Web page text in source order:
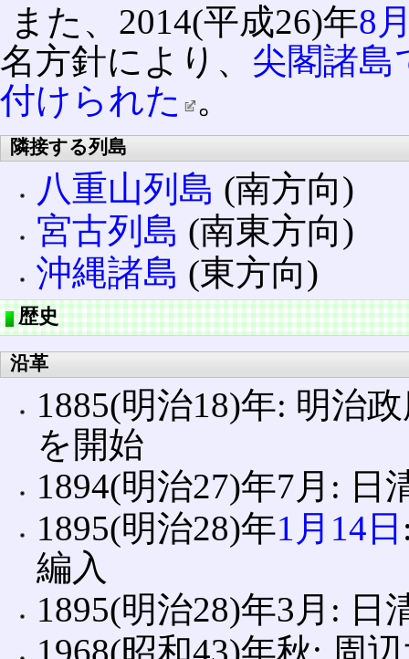
また、2014(平成26)年8
名方針により、 尖閣諸島
付けられた
。
隣接する列島
八重山列島 (南方向)
宮古列島 (南東方向)
沖縄諸島 (東方向)
歴史
沿革
1885(明治18)年: 明治
を開始
1894(明治27)年7月: 日
1895(明治28)年1月14日
編入
1895(明治28)年3月: 日